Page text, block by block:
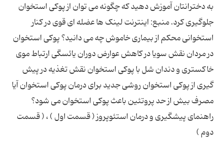
به‌ دخترانتان‌ آموزش‌ دهید كه‌ چگونه‌ می‌ توان‌ از پوكی‌ استخوان‌
جلوگیری‌ كرد. منبع: اینترنت لینک ها عضله ای قوی در كنار
استخوانی محكم از بیماری خاموش چه می دانید؟ پوکی استخوان
در مردان نقش سویا در كاهش عوارض دوران یائسگی ارتباط موی
خاكستری و دندان شل با پوكی استخوان نقش تغذیه در پیش
گیری از پوكی استخوان روشی جدید برای درمان پوكی استخوان آیا
مصرف بیش از حد پروتئین باعث پوكی استخوان می شود؟
راهنمای پیشگیری و درمان استئوپروز ( قسمت اول ) ، ( قسمت
دوم )